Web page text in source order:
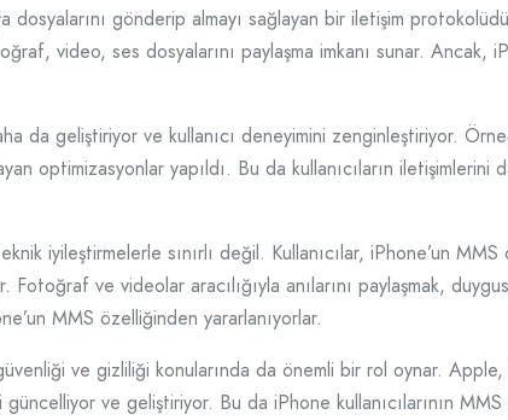
gönderip almayı sağlayan bir iletişim
video, ses dosyalarını paylaşma imkanı sunar. Ancak,
da geliştiriyor ve kullanıcı deneyimini zenginleştiriyor.
optimizasyonlar yapıldı. Bu da kullanıcıların iletişimlerini
iyileştirmelerle sınırlı değil. Kullanıcılar, iPhone’un
ve videolar aracılığıyla anılarını paylaşmak,
MMS özelliğinden yararlanıyorlar.
ve gizliliği konularında da önemli bir rol oynar. Apple,
ve geliştiriyor. Bu da iPhone kullanıcılarının MMS